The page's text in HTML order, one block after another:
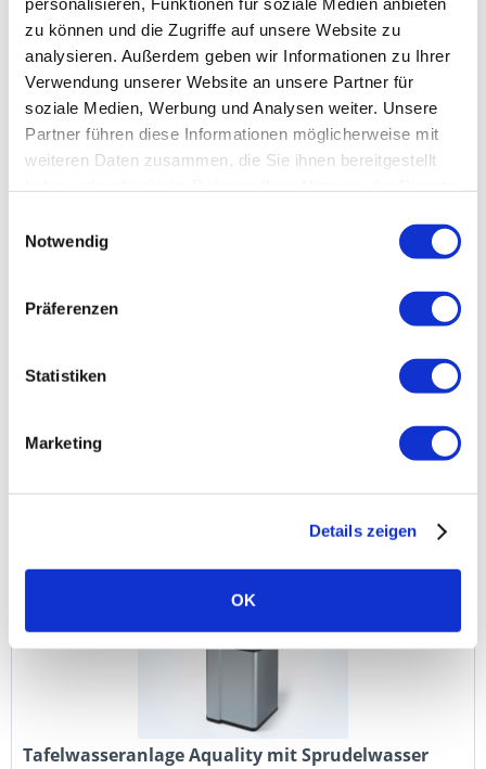
zu können und die Zugriffe auf unsere Website zu
analysieren. Außerdem geben wir Informationen zu Ihrer
Verwendung unserer Website an unsere Partner für
soziale Medien, Werbung und Analysen weiter. Unsere
Partner führen diese Informationen möglicherweise mit
weiteren Daten zusammen, die Sie ihnen bereitgestellt
Cookies, wenn Sie unsere Webseite weiterhin nutzen.
Notwendig
Präferenzen
Statistiken
Marketing
Details zeigen
OK
weiß. Jetzt bei AVALESS günstig kaufen & mieten!
Preis auf Anfrage
Das Standmodell der Pearlmax 5 Tafelwasseranlage von
Preis auf Anfrage
Tafelwasseranlage Aquality mit Sprudelwasser